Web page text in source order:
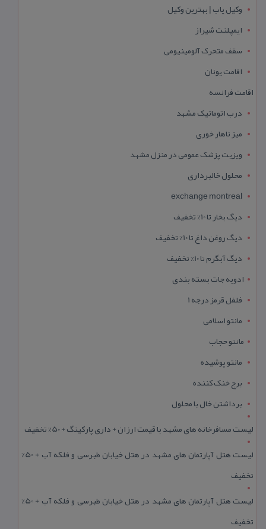
وکیل یاب | بهترین وکیل
ایمپلنت شیراز
سقف متحرک آلومینیومی
اقامت یونان
اقامت فرانسه
درب اتوماتیک مشهد
میز ناهار خوری
ویزیت پزشک عمومی در منزل مشهد
محلول خالبرداری
exchange montreal
دیگ بخار تا 10% تخفیف
دیگ روغن داغ تا 10% تخفیف
دیگ آبگرم تا 10% تخفیف
ادویه جات بسته بندی
فلفل قرمز درجه 1
مانتو اسلامی
مانتو حجاب
مانتو پوشیده
برج خنک کننده
برداشتن خال با محلول
لیست مسافرخانه های مشهد با قیمت ارزان + داری پارکینگ + 50% تخفیف
لیست هتل آپارتمان های مشهد در هتل خیابان طبرسی و فلکه آب + 50%
تخفیف
لیست هتل آپارتمان های مشهد در هتل خیابان طبرسی و فلکه آب + 50%
تخفیف